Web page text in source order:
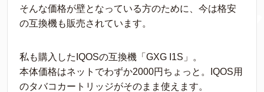
そんな価格が壁となっている方のために、今は格安
の互換機も販売されています。
私も購入したIQOSの互換機「GXG I1S」。
本体価格はネットでわずか2000円ちょっと。IQOS用
のタバコカートリッジがそのまま使えます。